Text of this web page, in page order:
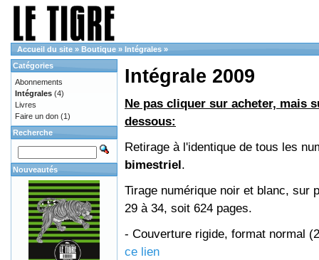
Accueil du site » Boutique » Intégrales »
Intégrale 2009
Ne pas cliquer sur acheter, mais
dessous:
Retirage à l'identique de tous les
bimestriel.
Tirage numérique noir et blanc, sur
29 à 34, soit 624 pages.
- Couverture rigide, format normal
ce lien
Catégories
Abonnements
Intégrales (4)
Livres
Faire un don (1)
Recherche
Nouveautés